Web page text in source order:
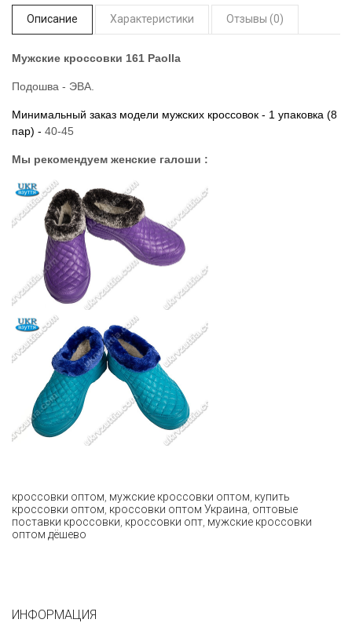
Описание Характеристики Отзывы (0)
Мужские кроссовки 161 Paolla
Подошва - ЭВА.
Минимальный заказ модели мужских кроссовок - 1 упаковка (8
пар) - 40-45
Мы рекомендуем женские галоши :
кроссовки оптом мужские кроссовки оптом купить
кроссовки оптом кроссовки оптом Украина оптовые
поставки кроссовки кроссовки опт мужские кроссовки
оптом дёшево
ИНФОРМАЦИЯ